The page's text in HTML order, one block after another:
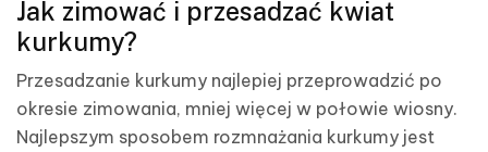
Jak zimować i przesadzać kwiat
kurkumy?
Przesadzanie kurkumy najlepiej przeprowadzić po
okresie zimowania, mniej więcej w połowie wiosny.
Najlepszym sposobem rozmnażania kurkumy jest